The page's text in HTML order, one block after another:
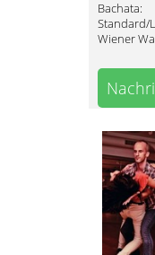
Bachata:
Standard/
Wiener